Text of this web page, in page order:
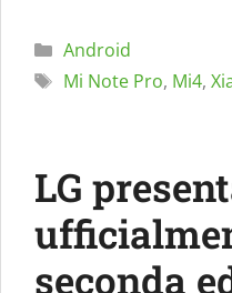
Categorie
Android
Tag
Mi Note Pro, Mi4,
LG
seconda